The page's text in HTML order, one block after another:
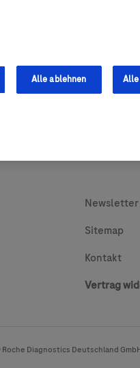
Sitemap
Kontakt
Vertrag
Diagnostics Deutschland
Alle ablehnen